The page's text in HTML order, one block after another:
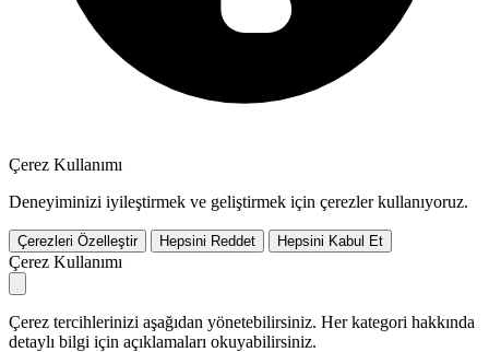
Çerez Kullanımı
Deneyiminizi iyileştirmek ve geliştirmek için çerezler kullanıyoruz.
Çerezleri Özelleştir Hepsini Reddet Hepsini Kabul Et
Çerez Kullanımı
Çerez tercihlerinizi aşağıdan yönetebilirsiniz. Her kategori hakkında
detaylı bilgi için açıklamaları okuyabilirsiniz.